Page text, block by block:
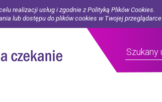
realizacji usług i zgodnie z Polityką Plików Cookies.
lub dostępu do plików cookies w Twojej przeglądarce